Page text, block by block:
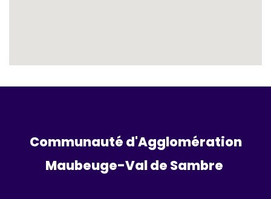
Communauté d'Agglomération
Maubeuge-Val de Sambre